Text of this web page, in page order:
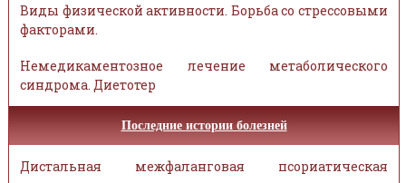
Виды физической активности. Борьба со стрессовыми
факторами.
Немедикаментозное лечение метаболического
синдрома. Диетотер
Последние истории болезней
Дистальная межфаланговая псориатическая